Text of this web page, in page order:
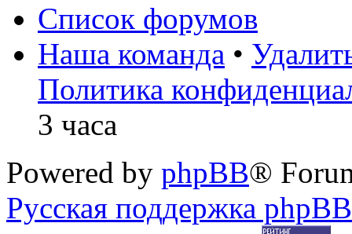
Список форумов
Наша команда •
Политика
3 часа
Powered by phpBB®
Русская поддержка phpBB